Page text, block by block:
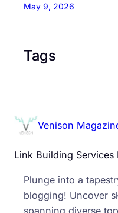
May 9, 2026
Tags
Venison
Link Building Services
Plunge into a
blogging! Uncover